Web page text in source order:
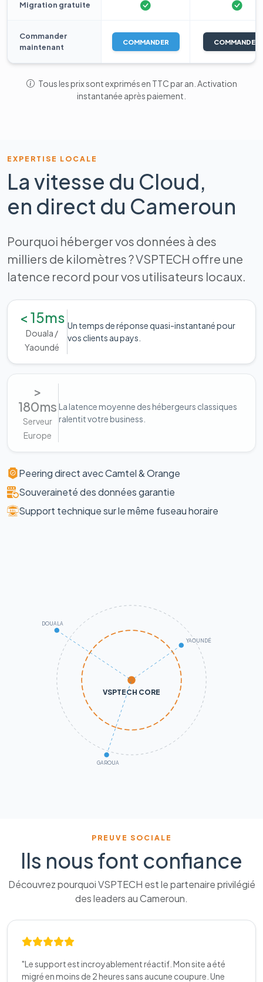
Migration gratuite
Commander
maintenant
COMMANDER COMMANDER
Tous les prix sont exprimés en TTC par an. Activation
instantanée après paiement.
EXPERTISE LOCALE
La vitesse du Cloud,
en direct du Cameroun
Pourquoi héberger vos données à des
milliers de kilomètres ? VSPTECH offre une
latence record pour vos utilisateurs locaux.
< 15ms
Douala /
Yaoundé
Un temps de réponse quasi-instantané pour
vos clients au pays.
>
180ms
Serveur
Europe
La latence moyenne des hébergeurs classiques
ralentit votre business.
Peering direct avec Camtel & Orange
Souveraineté des données garantie
Support technique sur le même fuseau horaire
VSPTECH CORE
DOUALA
YAOUNDÉ
GAROUA
PREUVE SOCIALE
Ils nous font confiance
Découvrez pourquoi VSPTECH est le partenaire privilégié
des leaders au Cameroun.
"Le support est incroyablement réactif. Mon site a été
migré en moins de 2 heures sans aucune coupure. Une